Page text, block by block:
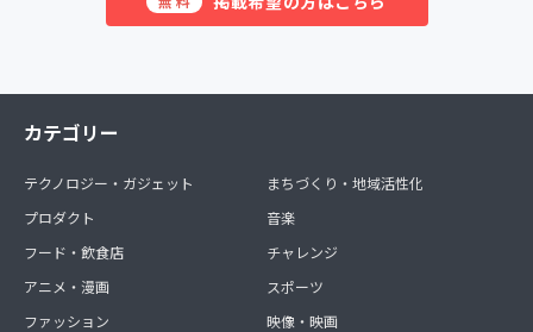
カテゴリー
テクノロジー・ガジェット
プロダクト
フード・飲食店
アニメ・漫画
ファッション
まちづくり・地域活性化
音楽
チャレンジ
スポーツ
映像・映画